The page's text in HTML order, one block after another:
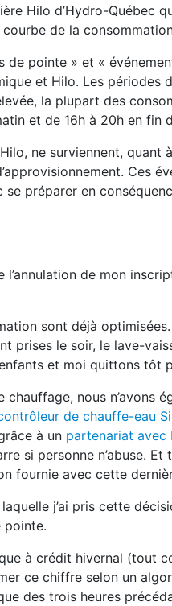
Hilo d’Hydro-Québec
de la
pointe » et «
et Hilo. Les périodes
la plupart des
et de 16h à 20h en fin
ne surviennent, quant
Ces
préparer en
de mon
sont déjà
prises le soir, le lave-
et moi quittons tôt
nous n’avons
de chauffe-eau
à un partenariat avec
si personne n’abuse.
fournie avec cette
j’ai pris cette
pointe.
à crédit hivernal (tout
ce chiffre selon un
des trois heures